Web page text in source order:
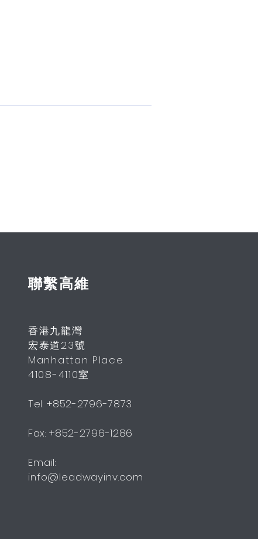
聯繫高維
香港九龍灣
宏泰道23號
Manhattan Place
4108-4110室
Tel: +852-2796-7873
Fax: +852-2796-1286
Email:
info@leadwayinv.com